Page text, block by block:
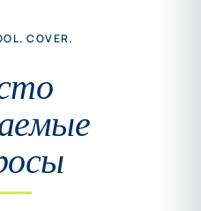
COVER.